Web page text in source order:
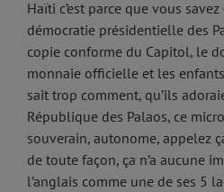
Haïti c’est parce que vous
démocratie présidentielle des
copie conforme du Capitol, le
monnaie officielle et les
sait trop comment, qu’ils
République des Palaos, ce
souverain, autonome, appelez
de toute façon, ça n’a aucune
l’anglais comme une de ses 5